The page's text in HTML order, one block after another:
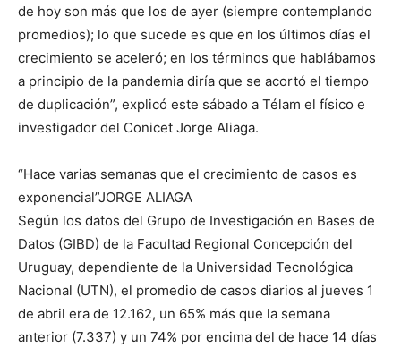
de hoy son más que los de ayer (siempre contemplando
promedios); lo que sucede es que en los últimos días el
crecimiento se aceleró; en los términos que hablábamos
a principio de la pandemia diría que se acortó el tiempo
de duplicación”, explicó este sábado a Télam el físico e
investigador del Conicet Jorge Aliaga.
“Hace varias semanas que el crecimiento de casos es
exponencial”JORGE ALIAGA
Según los datos del Grupo de Investigación en Bases de
Datos (GIBD) de la Facultad Regional Concepción del
Uruguay, dependiente de la Universidad Tecnológica
Nacional (UTN), el promedio de casos diarios al jueves 1
de abril era de 12.162, un 65% más que la semana
anterior (7.337) y un 74% por encima del de hace 14 días